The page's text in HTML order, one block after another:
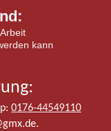
kann
0176-44549110